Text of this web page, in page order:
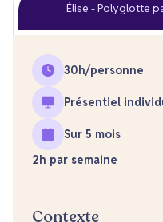
Élise - Polyglotte
30h/personne
Présentiel
Sur 5 mois
2h par semaine
Contexte